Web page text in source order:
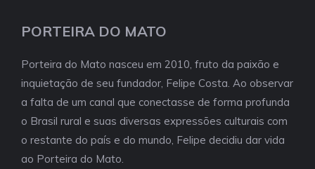
PORTEIRA DO MATO
Porteira do Mato nasceu em 2010, fruto da paixão e
inquietação de seu fundador, Felipe Costa. Ao observar
a falta de um canal que conectasse de forma profunda
o Brasil rural e suas diversas expressões culturais com
o restante do país e do mundo, Felipe decidiu dar vida
ao Porteira do Mato.